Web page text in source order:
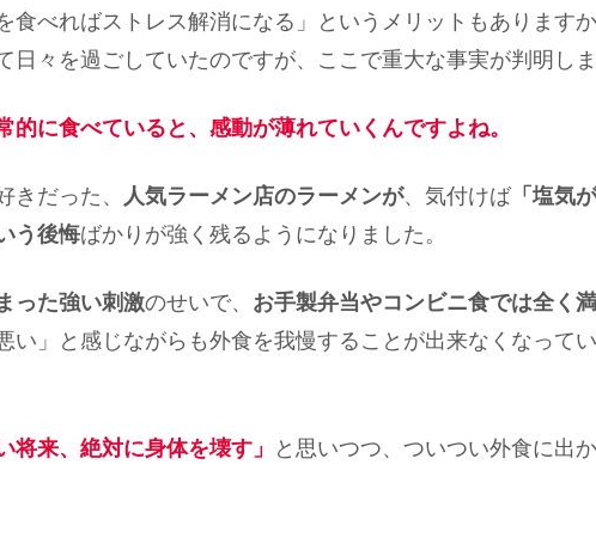
食べればストレス解消になる」というメリットもありますか
日々を過ごしていたのですが、ここで重大な事実が判明しま
的に食べていると、感動が薄れていくんですよね。
きだった、 人気ラーメン店のラーメンが、気付けば「塩気
う後悔ばかりが強く残るようになりました。
った強い刺激のせいで、 お手製弁当やコンビニ食では全く
い」と感じながらも外食を我慢することが出来なくなって
将来、絶対に身体を壊す」
と思いつつ、ついつい外食に出